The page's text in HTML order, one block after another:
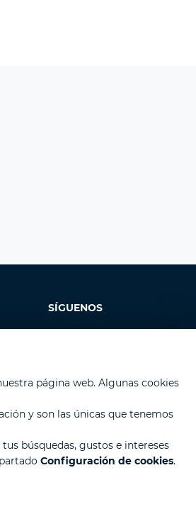
SÍGUENOS
página web. Algunas cookies
y son las únicas que tenemos
búsquedas, gustos e intereses
Configuración de cookies.